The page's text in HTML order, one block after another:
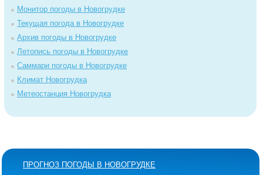
Монитор погоды в Новогрудке
Текущая погода в Новогрудке
Архив погоды в Новогрудке
Летопись погоды в Новогрудке
Саммари погоды в Новогрудке
Климат Новогрудка
Метеостанция Новогрудка
ПРОГНОЗ ПОГОДЫ В НОВОГРУДКЕ